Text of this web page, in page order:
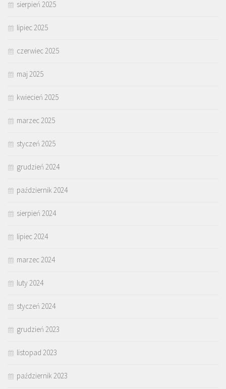
sierpień 2025
lipiec 2025
czerwiec 2025
maj 2025
kwiecień 2025
marzec 2025
styczeń 2025
grudzień 2024
październik 2024
sierpień 2024
lipiec 2024
marzec 2024
luty 2024
styczeń 2024
grudzień 2023
listopad 2023
październik 2023